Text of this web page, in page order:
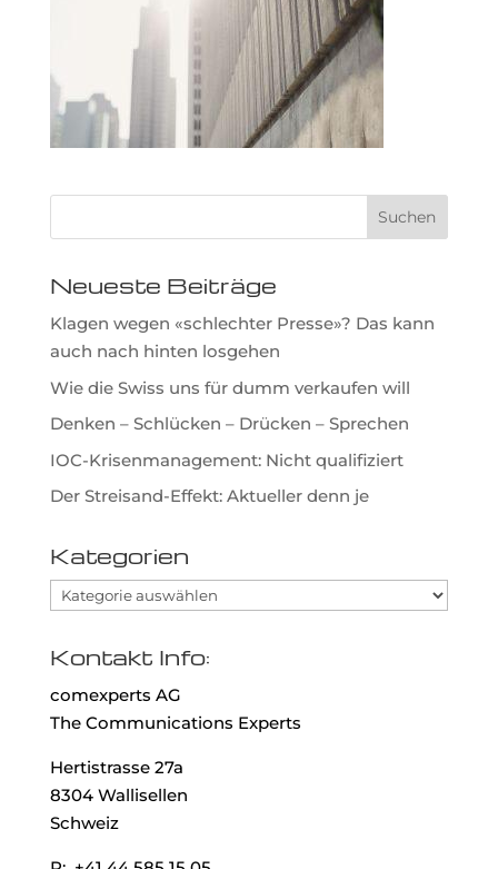
Neueste Beiträge
Klagen wegen «schlechter Presse»? Das kann
auch nach hinten losgehen
Wie die Swiss uns für dumm verkaufen will
Denken – Schlücken – Drücken – Sprechen
IOC-Krisenmanagement: Nicht qualifiziert
Der Streisand-Effekt: Aktueller denn je
Kategorien
Kategorien
Kontakt Info:
comexperts AG
The Communications Experts
Hertistrasse 27a
8304 Wallisellen
Schweiz